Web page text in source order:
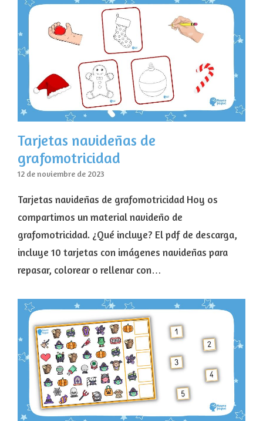
Tarjetas navideñas de
grafomotricidad
12 de noviembre de 2023
Tarjetas navideñas de grafomotricidad Hoy os
compartimos un material navideño de
grafomotricidad. ¿Qué incluye? El pdf de descarga,
incluye 10 tarjetas con imágenes navideñas para
repasar, colorear o rellenar con…